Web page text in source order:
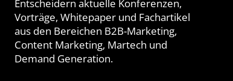
Entscheidern aktuelle Konferenzen,
Vorträge, Whitepaper und Fachartikel
aus den Bereichen B2B-Marketing,
Content Marketing, Martech und
Demand Generation.